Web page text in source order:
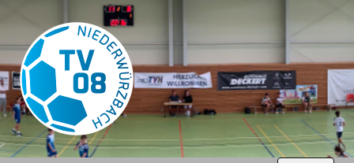
to
content
Abteilung Handball